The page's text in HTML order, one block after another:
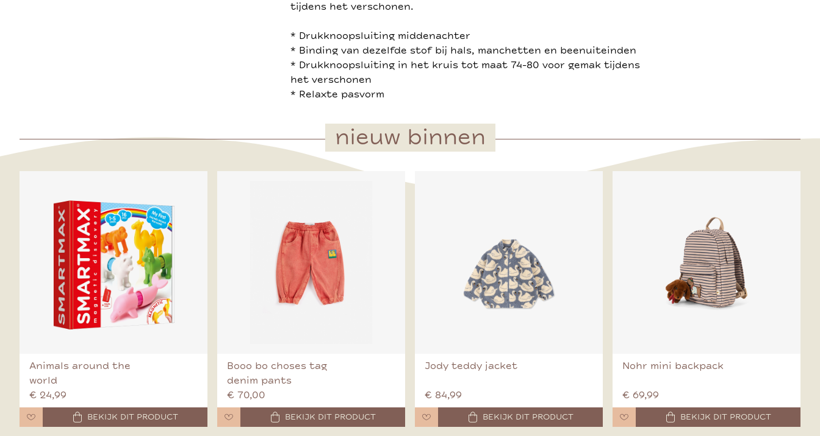
tijdens het verschonen.
* Drukknoopsluiting middenachter
* Binding van dezelfde stof bij hals, manchetten en beenuiteinden
* Drukknoopsluiting in het kruis tot maat 74-80 voor gemak tijdens
het verschonen
* Relaxte pasvorm
nieuw binnen
Animals around the
world
€ 24,99
BEKIJK DIT PRODUCT
Booo bo choses tag
denim pants
€ 70,00
BEKIJK DIT PRODUCT
Jody teddy jacket
€ 84,99
BEKIJK DIT PRODUCT
Nohr mini backpack
€ 69,99
BEKIJK DIT PRODUCT